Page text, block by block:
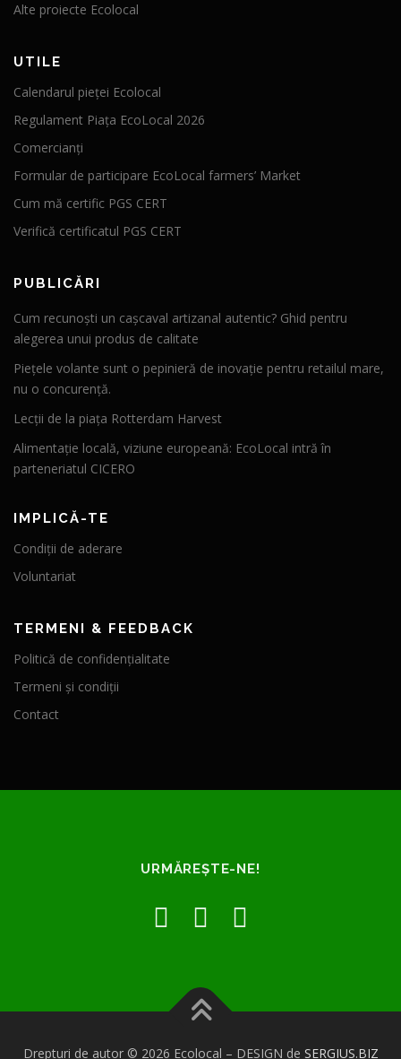
Alte proiecte Ecolocal
UTILE
Calendarul pieței Ecolocal
Regulament Piața EcoLocal 2026
Comercianți
Formular de participare EcoLocal farmers’ Market
Cum mă certific PGS CERT
Verifică certificatul PGS CERT
PUBLICĂRI
Cum recunoști un cașcaval artizanal autentic? Ghid pentru
alegerea unui produs de calitate
Piețele volante sunt o pepinieră de inovație pentru retailul mare,
nu o concurență.
Lecții de la piața Rotterdam Harvest
Alimentație locală, viziune europeană: EcoLocal intră în
parteneriatul CICERO
IMPLICĂ-TE
Condiții de aderare
Voluntariat
TERMENI & FEEDBACK
Politică de confidențialitate
Termeni și condiții
Contact
URMĂREȘTE-NE!
Drepturi de autor © 2026 Ecolocal – DESIGN de SERGIUS.BIZ